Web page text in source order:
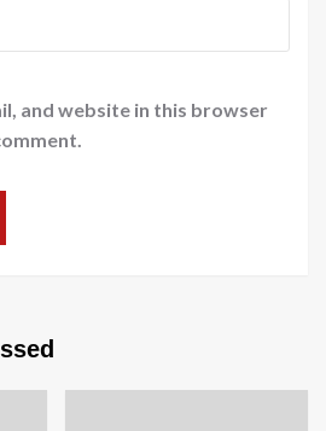
and website in this browser